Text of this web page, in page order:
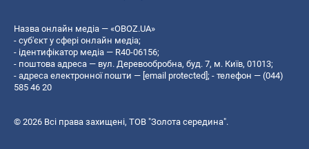
Назва онлайн медіа — «OBOZ.UA»
- суб'єкт у сфері онлайн медіа;
- ідентифікатор медіа — R40-06156;
- поштова адреса — вул. Деревообробна, буд. 7, м. Київ, 01013;
- адреса електронної пошти — [email protected]; - телефон — (044)
585 46 20
© 2026 Всі права захищені, ТОВ "Золота середина".